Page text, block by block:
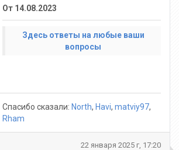
От 14.08.2023
Здесь ответы на любые ваши
вопросы
Спасибо сказали: North, Havi, matviy97,
Rham
22 января 2025 г, 17:20